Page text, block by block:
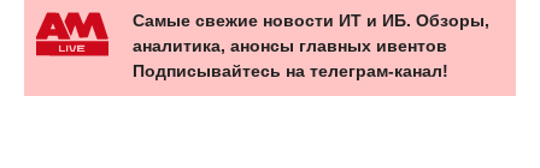
Самые свежие новости ИТ и ИБ. Обзоры,
аналитика, анонсы главных ивентов
Подписывайтесь на телеграм-канал!